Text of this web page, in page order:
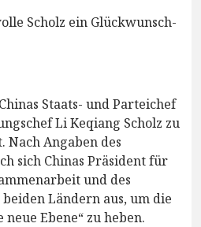
Scholz ein Glückwunsch-
Staats- und Parteichef
Li Keqiang Scholz zu
Angaben des
sich Chinas Präsident für
und des
Ländern aus, um die
Ebene“ zu heben.